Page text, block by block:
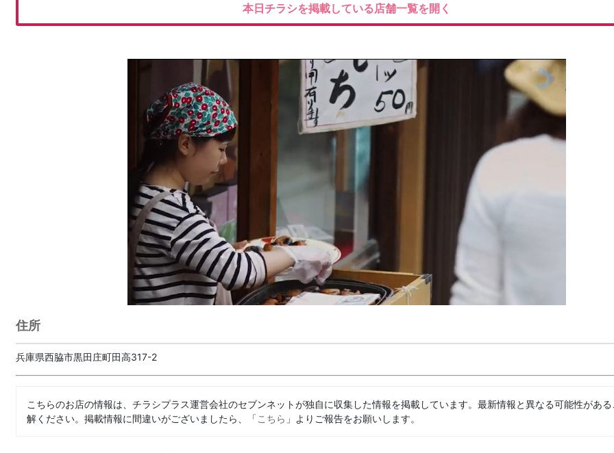
本日チラシを掲載している店舗一覧を開く
住所
兵庫県西脇市黒田庄町田高317-2
こちらのお店の情報は、チラシプラス運営会社のセブンネットが独自に収集した情報を掲載しています。最新情報と異なる可能性があ
解ください。掲載情報に間違いがございましたら、「こちら 」よりご報告をお願いします。